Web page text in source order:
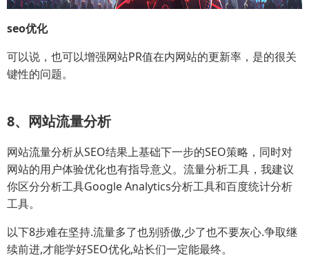
seo优化
可以说，也可以增强网站PR值在内网站的更新率，是的很关
键性的问题。
8、网站流量分析
网站流量分析从SEO结果上基础下一步的SEO策略，同时对
网站的用户体验优化也有指导意义。流量分析工具，我建议
你区分分析工具Google Analytics分析工具和百度统计分析
工具。
以下8步难在坚持.流量多了也别骄傲,少了也不要灰心.争取继
续前进,才能学好SEO优化,站长们一定能最终。